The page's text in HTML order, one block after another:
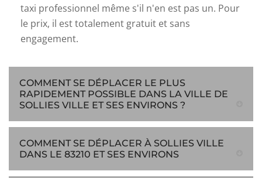
taxi professionnel même s'il n'en est pas un. Pour
le prix, il est totalement gratuit et sans
engagement.
COMMENT SE DÉPLACER LE PLUS
RAPIDEMENT POSSIBLE DANS LA VILLE DE
SOLLIES VILLE ET SES ENVIRONS ?
COMMENT SE DÉPLACER À SOLLIES VILLE
DANS LE 83210 ET SES ENVIRONS